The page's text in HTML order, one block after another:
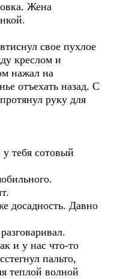
Жена
свое пухлое
креслом и
нажал на
отъехать назад. С
руку для
тебя сотовый
досадность. Давно
и у нас что-то
пальто,
теплой волной